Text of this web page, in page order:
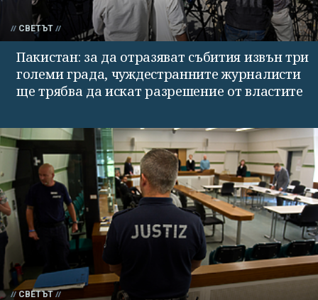
СВЕТЪТ
Пакистан: за да отразяват събития извън три
големи града, чуждестранните журналисти
ще трябва да искат разрешение от властите
СВЕТЪТ